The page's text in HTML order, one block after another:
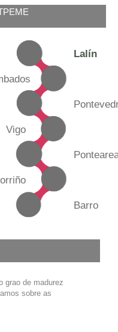
Lalín
Vigo
Barro
grao de madurez
sobre as